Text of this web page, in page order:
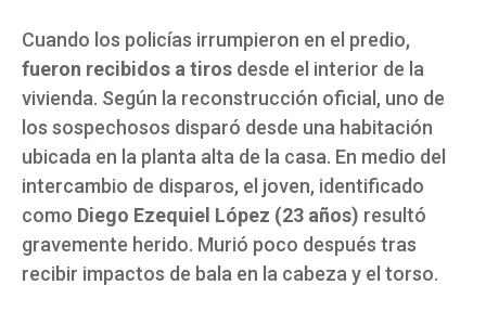
Cuando los policías irrumpieron en el predio,
fueron recibidos a tiros desde el interior de la
vivienda. Según la reconstrucción oficial, uno de
los sospechosos disparó desde una habitación
ubicada en la planta alta de la casa. En medio del
intercambio de disparos, el joven, identificado
como Diego Ezequiel López (23 años) resultó
gravemente herido. Murió poco después tras
recibir impactos de bala en la cabeza y el torso.